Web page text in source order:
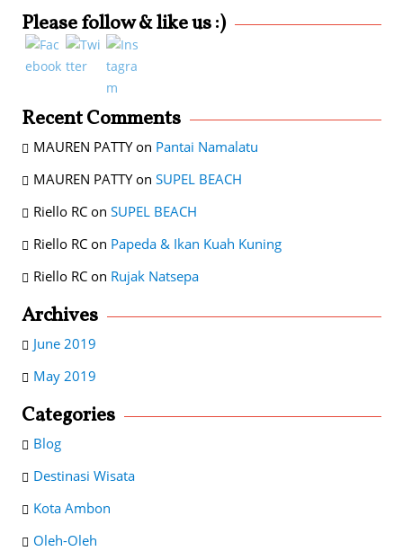
Please follow & like us :)
Recent Comments
MAUREN PATTYon Pantai Namalatu
MAUREN PATTYon SUPEL BEACH
Riello RCon SUPEL BEACH
Riello RCon Papeda & Ikan Kuah Kuning
Riello RCon Rujak Natsepa
Archives
June 2019
May 2019
Categories
Blog
Destinasi Wisata
Kota Ambon
Oleh-Oleh